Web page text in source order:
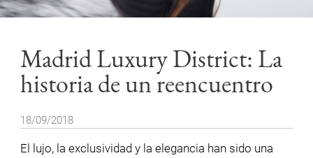
Madrid Luxury District: La
historia de un reencuentro
18/09/2018
El lujo, la exclusividad y la elegancia han sido una